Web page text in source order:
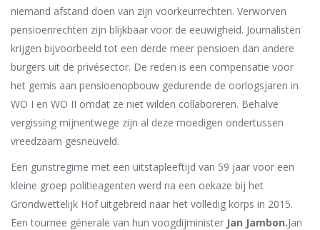
niemand afstand doen van zijn voorkeurrechten. Verworven
pensioenrechten zijn blijkbaar voor de eeuwigheid. Journalisten
krijgen bijvoorbeeld tot een derde meer pensioen dan andere
burgers uit de privésector. De reden is een compensatie voor
het gemis aan pensioenopbouw gedurende de oorlogsjaren in
WO I en WO II omdat ze niet wilden collaboreren. Behalve
vergissing mijnentwege zijn al deze moedigen ondertussen
vreedzaam gesneuveld.
Een gunstregime met een uitstapleeftijd van 59 jaar voor een
kleine groep politieagenten werd na een oekaze bij het
Grondwettelijk Hof uitgebreid naar het volledig korps in 2015.
Een tournee génerale van hun voogdijminister Jan Jambon.Jan